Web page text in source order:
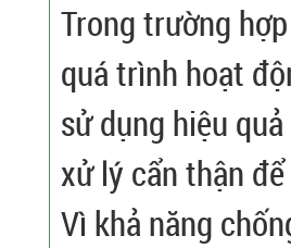
Trong trường
quá trình hoạt
sử dụng hiệu
xử lý cẩn thận
Vì khả năng